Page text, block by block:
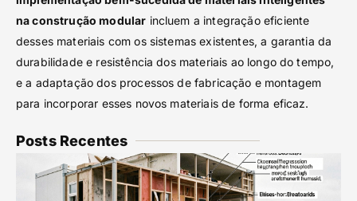
na construção modular incluem a integração eficiente
desses materiais com os sistemas existentes, a garantia da
durabilidade e resistência dos materiais ao longo do tempo,
e a adaptação dos processos de fabricação e montagem
para incorporar esses novos materiais de forma eficaz.
Posts Recentes